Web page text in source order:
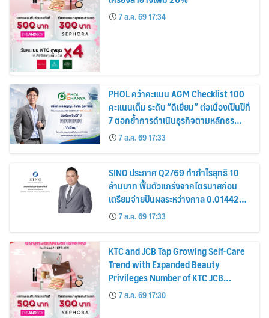
7 ส.ค. 69 17:34
PHOL คว้าคะแนน AGM Checklist 100
คะแนนเต็ม ระดับ “ดีเยี่ยม” ต่อเนื่องเป็นปีที่
7 ตอกย้ำการดำเนินธุรกิจตามหลักธร
รมาภิบาล โปร่งใส สร้างความเชื่อมั่นผู้ถือ
หุ้น
7 ส.ค. 69 17:33
SINO ประกาศ Q2/69 ทำกำไรสุทธิ 10
ล้านบาท ฟื้นตัวแกร่งจากไตรมาสก่อน
เตรียมจ่ายปันผลระหว่างกาล 0.014423
บาทต่อหุ้น ครึ่งปีหลังมุ่งเติบโตต่อเนื่อง
7 ส.ค. 69 17:33
KTC and JCB Tap Growing Self-Care
Trend with Expanded Beauty
Privileges Number of KTC JCB
Cardmembers Spending on
Cosmetics Rises 26%
7 ส.ค. 69 17:30